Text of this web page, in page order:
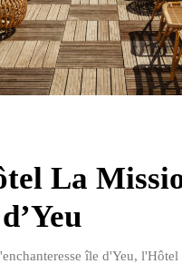
La
île d'Yeu, l'Hôtel